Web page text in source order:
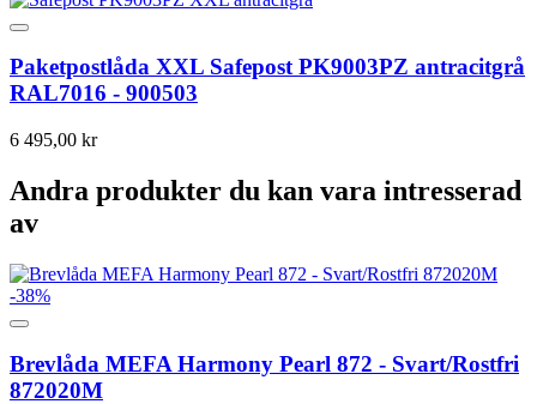
Paketpostlåda XXL Safepost PK9003PZ antracitgrå
RAL7016 - 900503
6 495,00 kr
Andra produkter du kan vara intresserad
av
-38%
Brevlåda MEFA Harmony Pearl 872 - Svart/Rostfri
872020M